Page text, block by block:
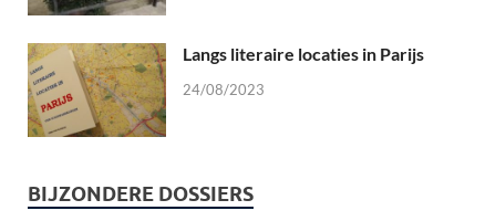
Langs literaire locaties in Parijs
24/08/2023
BIJZONDERE DOSSIERS